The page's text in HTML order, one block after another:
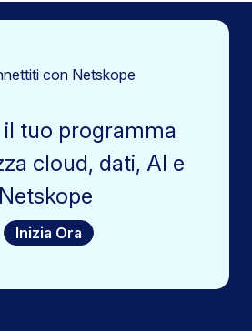
tuo programma
cloud, dati, AI e
Inizia Ora